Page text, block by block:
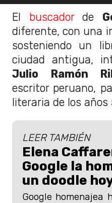
El buscadorde
diferente, con una
sosteniendo un
ciudad antigua,
Julio Ramón
escritor peruano,
literaria de los años
LEER TAMBIÉN
Elena
Google la
un doodle
Google homenajea